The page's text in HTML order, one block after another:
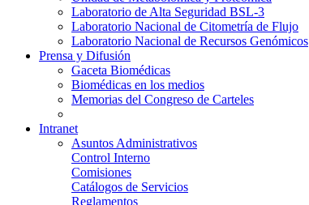
Laboratorio de Alta Seguridad BSL-3
Laboratorio Nacional de Citometría de Flujo
Laboratorio Nacional de Recursos Genómicos
Prensa y Difusión
Gaceta Biomédicas
Biomédicas en los medios
Memorias del Congreso de Carteles
Intranet
Asuntos Administrativos
Control Interno
Comisiones
Catálogos de Servicios
Reglamentos